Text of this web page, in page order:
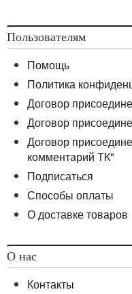
Пользователям
Помощь
Политика
Договор
Договор
Договор
комментарий ТК"
Подписаться
Способы оплаты
О доставке товаров
О нас
Контакты